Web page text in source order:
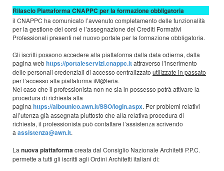
Rilascio Piattaforma CNAPPC per la formazione obbligatoria
il CNAPPC ha comunicato l’avvenuto completamento delle funzionalità
per la gestione dei corsi e l’assegnazione dei Crediti Formativi
Professionali presenti nel nuovo portale per la formazione obbligatoria.
Gli iscritti possono accedere alla piattaforma dalla data odierna, dalla
pagina webhttps://portaleservizi.cnappc.itattraverso l’inserimento
delle personali credenziali di accesso centralizzato utilizzate in passato
per l’accesso alla piattaforma iM@teria.
Nel caso che il professionista non ne sia in possesso potrà attivare la
procedura di richiesta alla
pagina https://albounico.awn.it/SSO/login.aspx. Per problemi relativi
all’utenza già assegnata piuttosto che alla relativa procedura di
richiesta, il professionista può contattare l’assistenza scrivendo
a assistenza@awn.it.
La nuova piattaformacreata dal Consiglio Nazionale Architetti P.P.C.
permette a tutti gli iscritti agli Ordini Architetti italiani di: